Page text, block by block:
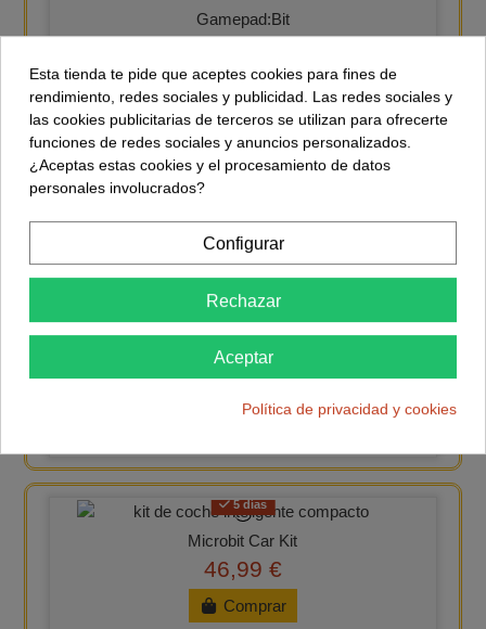
Gamepad:Bit
Comprar
Piano:Bit
Comprar
Extension Board T
5 días
Microbit Car Kit
46,99 €
Comprar
Esta tienda te pide que aceptes cookies para fines de
rendimiento, redes sociales y publicidad. Las redes sociales y
las cookies publicitarias de terceros se utilizan para ofrecerte
funciones de redes sociales y anuncios personalizados.
¿Aceptas estas cookies y el procesamiento de datos
personales involucrados?
Configurar
Rechazar
Aceptar
Política de privacidad y cookies